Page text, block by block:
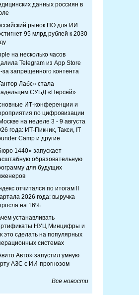
данных россиян в
рынок ПО для ИИ
95 млрд рублей к 2030
на несколько часов
Telegram из App Store
за запрещенного контента
Лабс» стала
СУБД «Персей»
ИТ-конференции и
по цифровизации
на неделе 3 - 9 августа
года: ИТ-Пикник, Такси, IT
Camp и другие
1440» запускает
образовательную
для будущих
отчитался по итогам II
2026 года: выручка
на 16%
устанавливать
НУЦ Минцифры и
это сделать на популярных
системах
Авто» запустил умную
АЗС с ИИ-прогнозом
Все новости